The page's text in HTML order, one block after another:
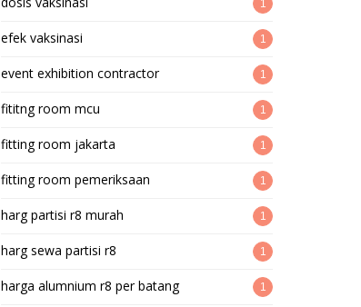
1
efek vaksinasi 1
event exhibition contractor 1
fititng room mcu 1
fitting room jakarta 1
fitting room pemeriksaan 1
harg partisi r8 murah 1
harg sewa partisi r8 1
harga alumnium r8 per batang 1